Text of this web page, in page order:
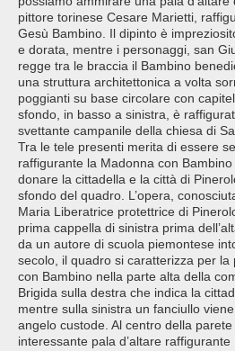
pittore torinese Cesare Marietti,
Gesù Bambino. Il dipinto è
e dorata, mentre i personaggi, san
regge tra le braccia il Bambino
una struttura architettonica a volta
poggianti su base circolare con
sfondo, in basso a sinistra, è
svettante campanile della chiesa di
Tra le tele presenti merita di essere
raffigurante la Madonna con
donare la cittadella e la città di
sfondo del quadro. L’opera,
Maria Liberatrice protettrice di
prima cappella di sinistra prima
da un autore di scuola piemontese
secolo, il quadro si caratterizza per
con Bambino nella parte alta della
Brigida sulla destra che indica la
mentre sulla sinistra un fanciullo
angelo custode. Al centro della
interessante pala d’altare